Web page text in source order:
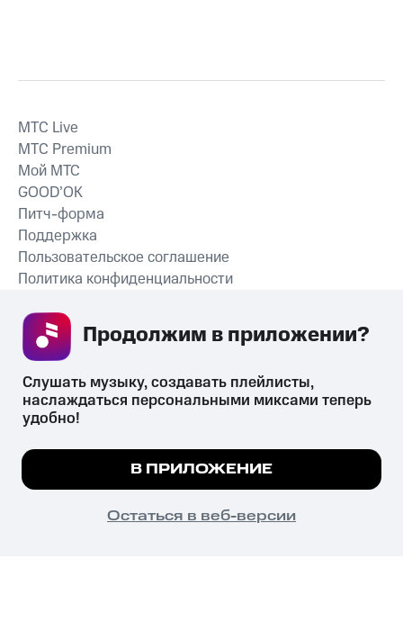
СКАЧАТЬ ПРИЛОЖЕНИЕ
MTС Live
MTС Premium
Мой МТС
GOOD’OK
Питч-форма
Поддержка
Пользовательское соглашение
Политика конфиденциальности
психотропных веществ, их аналогов причиняет вред здоровью,
их незаконный оборот запрещён и влечёт установленную
законодательством ответственность.
© 2026 ООО «КИОН».
Все права защищены
Мы используем куки, чтобы на сайте все
Подробнее
ПОНЯТНО
Слушать музыку, создавать плейлисты,
наслаждаться персональными миксами теперь
удобно!
В ПРИЛОЖЕНИЕ
Остаться в веб-версии